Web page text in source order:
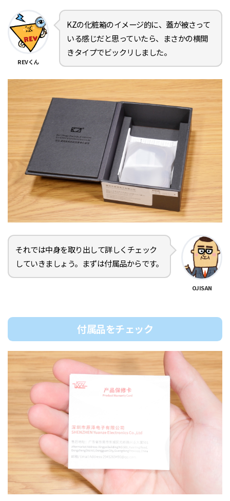
REVくん
KZの化粧箱のイメージ的に、蓋が被さって
いる感じだと思っていたら、まさかの横開
きタイプでビックリしました。
それでは中身を取り出して詳しくチェック
していきましょう。まずは付属品からです。
OJISAN
付属品をチェック